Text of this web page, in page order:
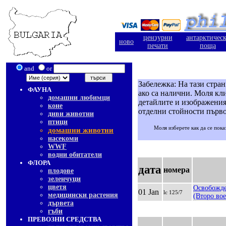
ново
цензурни
печати
поща
and or
ФАУНА
домашни любимци
коне
диви животни
птици
домашни животни
насекоми
WWF
водни обитатели
ФЛОРА
плодове
зеленчуци
цветя
медицински растения
дървета
гъби
ПРЕВОЗНИ СРЕДСТВА
Забележка: На тази
ако са налични. Моля
детайлите и
отделни стойности
Моля изберете как да се
дата номера
01 Jan lc 125/7
(Второ